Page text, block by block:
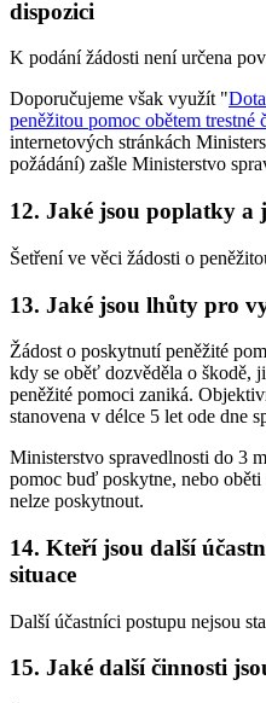
dispozici
K podání žádosti není určena
Doporučujeme však využít "
peněžitou pomoc obětem trestné
internetových stránkách
požádání) zašle Ministerstvo
12. Jaké jsou poplatky a
Šetření ve věci žádosti o
13. Jaké jsou lhůty pro
Žádost o poskytnutí peněžité
kdy se oběť dozvěděla o škodě,
peněžité pomoci zaniká.
stanovena v délce 5 let ode dne
Ministerstvo spravedlnosti do 3
pomoc buď poskytne, nebo
nelze poskytnout.
14. Kteří jsou další
situace
Další účastníci postupu nejsou
15. Jaké další činnosti